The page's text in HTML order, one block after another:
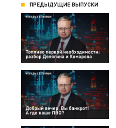
ПРЕДЫДУЩИЕ ВЫПУСКИ